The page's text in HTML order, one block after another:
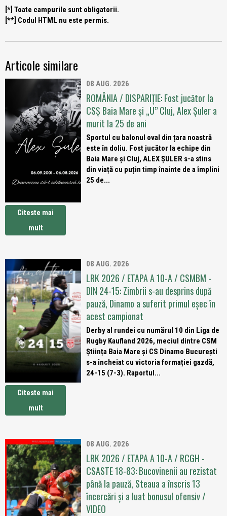
[*] Toate campurile sunt obligatorii.
[**] Codul HTML nu este permis.
Articole similare
08 AUG. 2026
ROMÂNIA / DISPARIȚIE: Fost jucător la
CSȘ Baia Mare și „U” Cluj, Alex Șuler a
murit la 25 de ani
Sportul cu balonul oval din țara noastră
este în doliu. Fost jucător la echipe din
Baia Mare și Cluj, ALEX ȘULER s-a stins
din viață cu puțin timp înainte de a împlini
25 de...
Citeste mai
mult
08 AUG. 2026
LRK 2026 / ETAPA A 10-A / CSMBM -
DIN 24-15: Zimbrii s-au desprins după
pauză, Dinamo a suferit primul eșec în
acest campionat
Derby al rundei cu numărul 10 din Liga de
Rugby Kaufland 2026, meciul dintre CSM
Știința Baia Mare și CS Dinamo București
s-a încheiat cu victoria formației gazdă,
24-15 (7-3). Raportul...
Citeste mai
mult
08 AUG. 2026
LRK 2026 / ETAPA A 10-A / RCGH -
CSASTE 18-83: Bucovinenii au rezistat
până la pauză, Steaua a înscris 13
încercări și a luat bonusul ofensiv /
VIDEO